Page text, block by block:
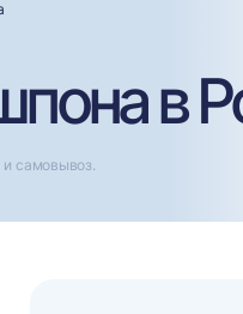
в
и самовывоз.